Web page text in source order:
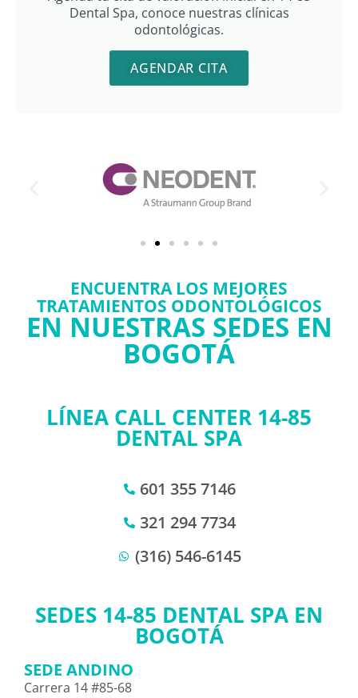
Dental Spa, conoce nuestras clínicas
odontológicas.
AGENDAR CITA
ENCUENTRA LOS MEJORES
TRATAMIENTOS ODONTOLÓGICOS
EN NUESTRAS SEDES EN
BOGOTÁ
LÍNEA CALL CENTER 14-85
DENTAL SPA
601 355 7146
321 294 7734
(316) 546-6145
SEDES 14-85 DENTAL SPA EN
BOGOTÁ
SEDE ANDINO
Carrera 14 #85-68